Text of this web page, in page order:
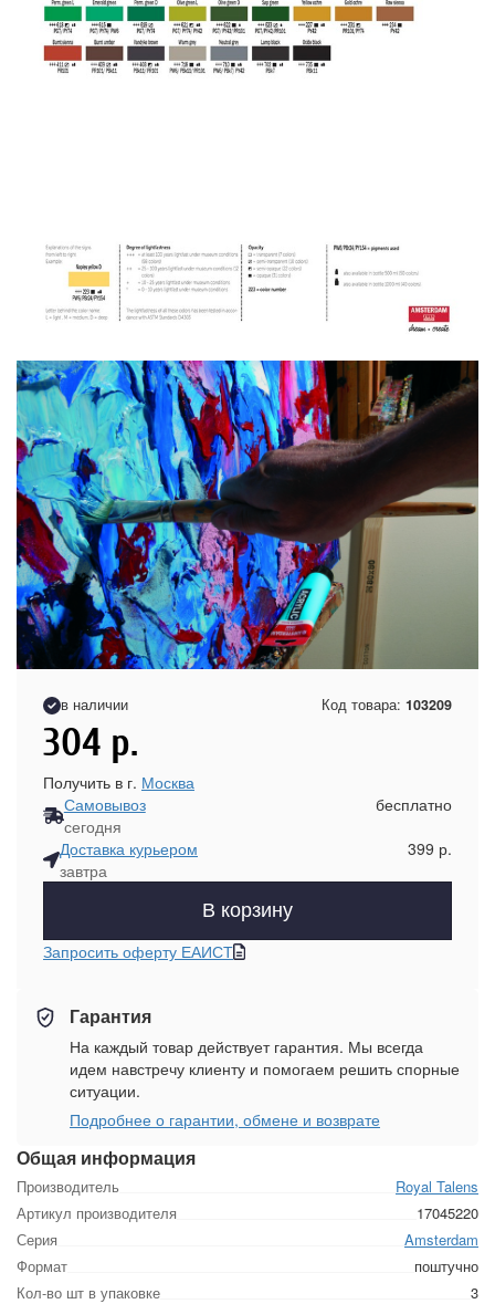
Общая информация
Производитель
Royal Talens
Артикул производителя
17045220
Серия
Amsterdam
Формат
поштучно
Кол-во шт в упаковке
3
в наличии Код товара: 103209
304 р.
Получить в г. Москва
Самовывоз
сегодня
бесплатно
Доставка курьером
завтра
399 р.
В корзину
Запросить оферту ЕАИСТ
Гарантия
На каждый товар действует гарантия. Мы всегда
идем навстречу клиенту и помогаем решить спорные
ситуации.
Подробнее о гарантии, обмене и возврате